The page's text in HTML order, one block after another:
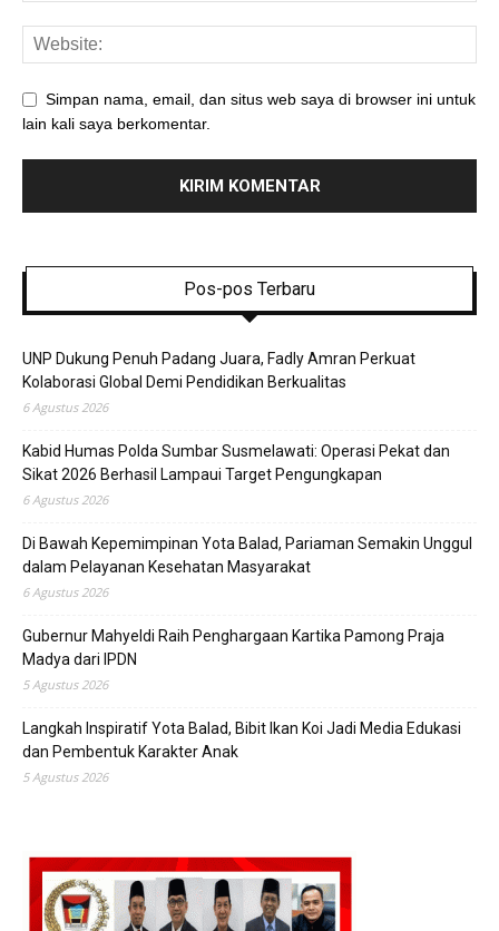
Simpan nama, email, dan situs web saya di browser ini untuk
lain kali saya berkomentar.
Pos-pos Terbaru
UNP Dukung Penuh Padang Juara, Fadly Amran Perkuat
Kolaborasi Global Demi Pendidikan Berkualitas
6 Agustus 2026
Kabid Humas Polda Sumbar Susmelawati: Operasi Pekat dan
Sikat 2026 Berhasil Lampaui Target Pengungkapan
6 Agustus 2026
Di Bawah Kepemimpinan Yota Balad, Pariaman Semakin Unggul
dalam Pelayanan Kesehatan Masyarakat
6 Agustus 2026
Gubernur Mahyeldi Raih Penghargaan Kartika Pamong Praja
Madya dari IPDN
5 Agustus 2026
Langkah Inspiratif Yota Balad, Bibit Ikan Koi Jadi Media Edukasi
dan Pembentuk Karakter Anak
5 Agustus 2026